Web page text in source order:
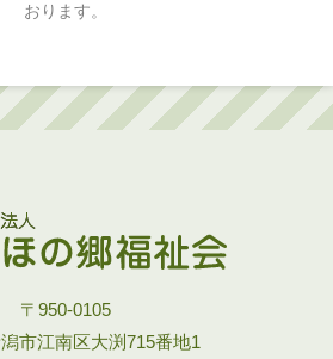
おります。
〒950-0105
市江南区大渕715番地1